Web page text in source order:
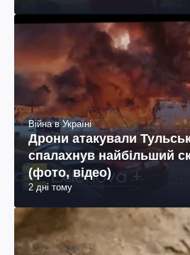
Війна в Україні
Дрони атакували
спалахнув найбільший
(фото, відео)
2 дні тому